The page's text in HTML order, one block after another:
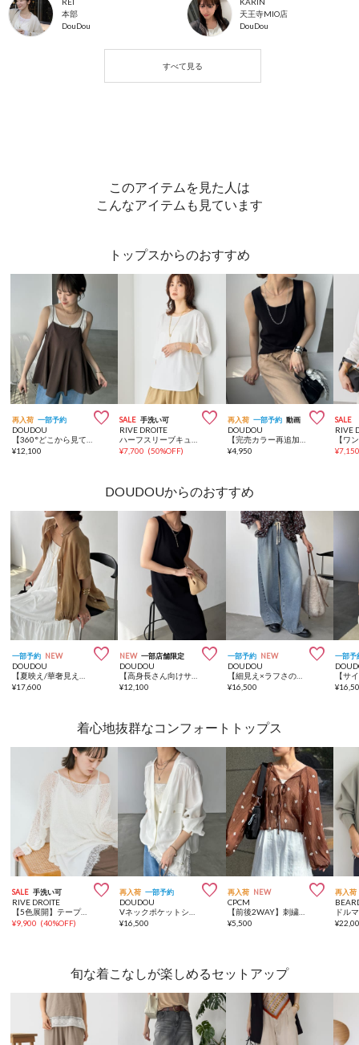
本部
DouDou
天王寺MIO店
DouDou
このアイテムを見た人は
こんなアイテムも見ています
トップスからのおすすめ
再入荷 一部予約 
DOUDOU
¥12,100
SALE 手洗い可 
RIVE DROITE
¥7,700 (50%OFF)
再入荷 一部予約 動画 
DOUDOU
¥4,950
SALE
RIVE
¥
DOUDOUからのおすすめ
一部予約 NEW 
DOUDOU
¥17,600
NEW 一部店舗限定 
DOUDOU
¥12,100
一部予約 NEW 
DOUDOU
【細見え×ラフさのいいとこ取り】【8色2サイズ展開】デニムワイドイージーパンツ
¥16,500
一部予
¥
着心地抜群なコンフォートトップス
SALE 手洗い可 
RIVE DROITE
【5色展開】テープヤーンボートネックニット
¥9,900 (40%OFF)
再入荷 一部予約 
DOUDOU
¥16,500
再入荷 NEW 
CPCM
【前後2WAY】刺繍ワッシャー前リボンブラウス
¥5,500
再入荷
¥
旬な着こなしが楽しめるセットアップ